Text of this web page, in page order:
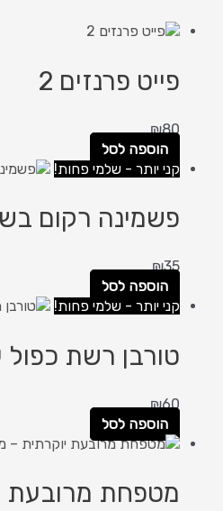
פייט פרנזים 2
₪80
הוספה לסל
קני יותר - שלמי פחות!
פשמינה רקום
₪35
הוספה לסל
קני יותר - שלמי פחות!
טורבן רשת כפול
₪60
הוספה לסל
מטפחת מרובעת